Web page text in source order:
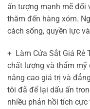
ấn tượng mạnh mẽ đối
thăm đến hàng xóm.
cách sống, quyền lực
+ Làm Cửa Sắt Giá Rẻ
chất lượng và thẩm mỹ
nâng cao giá trị và
tôi đã để lại dấu ấn
nhiều phản hồi tích